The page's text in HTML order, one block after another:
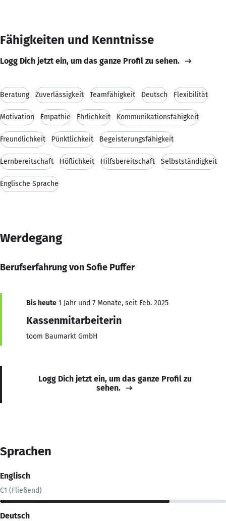
Fähigkeiten und Kenntnisse
Logg Dich jetzt ein, um das ganze Profil zu sehen.
Beratung Zuverlässigkeit Teamfähigkeit Deutsch Flexibilität
Motivation Empathie Ehrlichkeit Kommunikationsfähigkeit
Freundlichkeit Pünktlichkeit Begeisterungsfähigkeit
Lernbereitschaft Höflichkeit Hilfsbereitschaft Selbstständigkeit
Englische Sprache
Werdegang
Berufserfahrung von Sofie Puffer
Bis heute 1 Jahr und 7 Monate, seit Feb. 2025
Kassenmitarbeiterin
toom Baumarkt GmbH
Logg Dich jetzt ein, um das ganze Profil zu
sehen.
Sprachen
Englisch
C1 (Fließend)
Deutsch